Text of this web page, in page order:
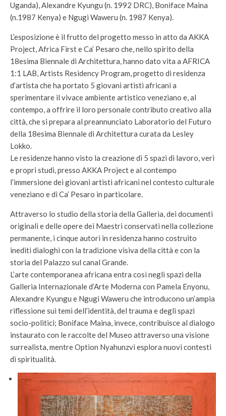
Uganda), Alexandre Kyungu (n. 1992 DRC), Boniface Maina
(n.1987 Kenya) e Ngugi Waweru (n. 1987 Kenya).
L’esposizione è il frutto del progetto messo in atto da AKKA
Project, Africa First e Ca’ Pesaro che, nello spirito della
18esima Biennale di Architettura, hanno dato vita a AFRICA
1:1 LAB, Artists Residency Program, progetto di residenza
d’artista che ha portato 5 giovani artisti africani a
sperimentare il vivace ambiente artistico veneziano e, al
contempo, a offrire il loro personale contributo creativo alla
città, che si prepara al preannunciato Laboratorio del Futuro
della 18esima Biennale di Architettura curata da Lesley
Lokko.
Le residenze hanno visto la creazione di 5 spazi di lavoro, veri
e propri studi, presso AKKA Project e al contempo
l’immersione dei giovani artisti africani nel contesto culturale
veneziano e di Ca’ Pesaro in particolare.
Attraverso lo studio della storia della Galleria, dei documenti
originali e delle opere dei Maestri conservati nella collezione
permanente, i cinque autori in residenza hanno costruito
inediti dialoghi con la tradizione visiva della città e con la
storia del Palazzo sul canal Grande.
L’arte contemporanea africana entra così negli spazi della
Galleria Internazionale d’Arte Moderna con Pamela Enyonu,
Alexandre Kyungu e Ngugi Waweru che introducono un’ampia
riflessione sui temi dell’identità, del trauma e degli spazi
socio-politici; Boniface Maina, invece, contribuisce al dialogo
instaurato con le raccolte del Museo attraverso una visione
surrealista, mentre Option Nyahunzvi esplora nuovi contesti
di spiritualità.